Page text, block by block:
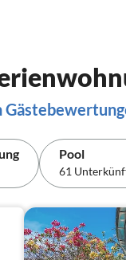
Pool
61